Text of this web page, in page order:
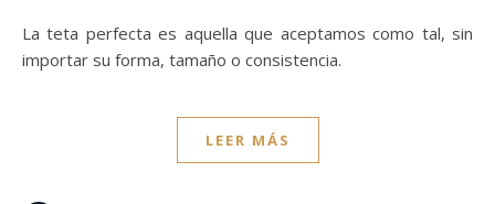
La teta perfecta es aquella que aceptamos como tal, sin
importar su forma, tamaño o consistencia.
LEER MÁS